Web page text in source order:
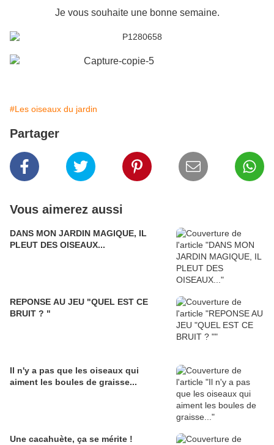
Je vous souhaite une bonne semaine.
#Les oiseaux du jardin
Partager
Vous aimerez aussi
DANS MON JARDIN MAGIQUE, IL
PLEUT DES OISEAUX...
REPONSE AU JEU "QUEL EST CE
BRUIT ? "
Il n'y a pas que les oiseaux qui
aiment les boules de graisse...
Une cacahuète, ça se mérite !